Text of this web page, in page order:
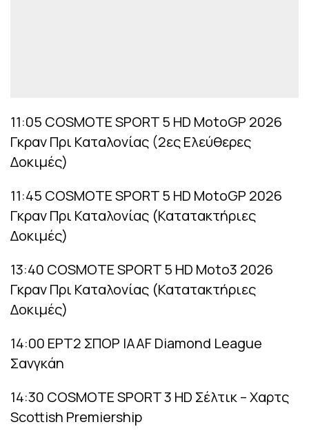
11:05 COSMOTE SPORT 5 HD MotoGP 2026
Γκραν Πρι Καταλονίας (2ες Ελεύθερες
Δοκιμές)
11:45 COSMOTE SPORT 5 HD MotoGP 2026
Γκραν Πρι Καταλονίας (Κατατακτήριες
Δοκιμές)
13:40 COSMOTE SPORT 5 HD Moto3 2026
Γκραν Πρι Καταλονίας (Κατατακτήριες
Δοκιμές)
14:00 ΕΡΤ2 ΣΠΟΡ IAAF Diamond League
Σανγκάη
14:30 COSMOTE SPORT 3 HD Σέλτικ – Χαρτς
Scottish Premiership